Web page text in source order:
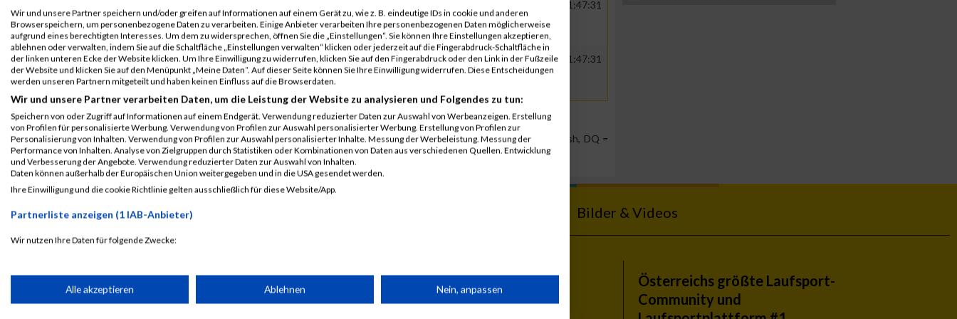
Einzelwertung
weiblich
& Co. KG
01:47:31
B2Run Hannover
Teamwertung
mixed
995 Jana Eggers 0000 GER
Kaufland Dienstleistung Nord GmbH
& Co. KG
01:02:26 01:47:31
Legende:
GPos = Geschlechter Position, KPos = Kategorie Position, TPos = Team Position, DNS = Did not start, DNF = Did not finish, DQ =
Disqualifiziert
Laufsport Anmeldung Bilder & Videos
Themen
Österreichs größte Laufsport-
Community und
Wir und unsere Partner speichern und/oder greifen auf Informationen auf einem Gerät zu, wie z. B. eindeutige IDs in cookie und anderen
Browserspeichern, um personenbezogene Daten zu verarbeiten. Einige Anbieter verarbeiten Ihre personenbezogenen Daten möglicherweise
aufgrund eines berechtigten Interesses. Um dem zu widersprechen, öffnen Sie die „Einstellungen“. Sie können Ihre Einstellungen akzeptieren,
ablehnen oder verwalten, indem Sie auf die Schaltfläche „Einstellungen verwalten“ klicken oder jederzeit auf die Fingerabdruck-Schaltfläche in
der linken unteren Ecke der Website klicken. Um Ihre Einwilligung zu widerrufen, klicken Sie auf den Fingerabdruck oder den Link in der Fußzeile
der Website und klicken Sie auf den Menüpunkt „Meine Daten“. Auf dieser Seite können Sie Ihre Einwilligung widerrufen. Diese Entscheidungen
werden unseren Partnern mitgeteilt und haben keinen Einfluss auf die Browserdaten.
Wir und unsere Partner verarbeiten Daten, um die Leistung der Website zu analysieren und Folgendes zu tun:
Speichern von oder Zugriff auf Informationen auf einem Endgerät. Verwendung reduzierter Daten zur Auswahl von Werbeanzeigen. Erstellung
von Profilen für personalisierte Werbung. Verwendung von Profilen zur Auswahl personalisierter Werbung. Erstellung von Profilen zur
Personalisierung von Inhalten. Verwendung von Profilen zur Auswahl personalisierter Inhalte. Messung der Werbeleistung. Messung der
Performance von Inhalten. Analyse von Zielgruppen durch Statistiken oder Kombinationen von Daten aus verschiedenen Quellen. Entwicklung
und Verbesserung der Angebote. Verwendung reduzierter Daten zur Auswahl von Inhalten.
Daten können außerhalb der Europäischen Union weitergegeben und in die USA gesendet werden.
Ihre Einwilligung und die cookie Richtlinie gelten ausschließlich für diese Website/App.
Partnerliste anzeigen (1 IAB-Anbieter)
Wir nutzen Ihre Daten für folgende Zwecke:
Speichern von oder Zugriff auf Informationen auf einem Endgerät
Alle akzeptieren Ablehnen Nein, anpassen